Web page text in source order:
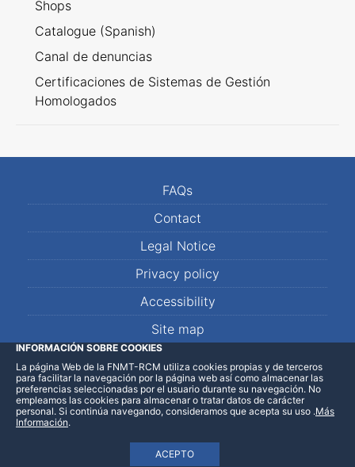
Shops
Catalogue (Spanish)
Canal de denuncias
Certificaciones de Sistemas de Gestión
Homologados
FAQs
Contact
Legal Notice
Privacy policy
Accessibility
Site map
LinkedInFacebookWhatsApp
INFORMACIÓN SOBRE COOKIES
La página Web de la FNMT-RCM utiliza cookies propias y de terceros
para facilitar la navegación por la página web así como almacenar las
preferencias seleccionadas por el usuario durante su navegación. No
empleamos las cookies para almacenar o tratar datos de carácter
personal. Si continúa navegando, consideramos que acepta su uso
ACEPTO
.Más
Información.